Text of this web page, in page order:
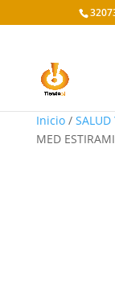
Inicio/ SALUD
MED